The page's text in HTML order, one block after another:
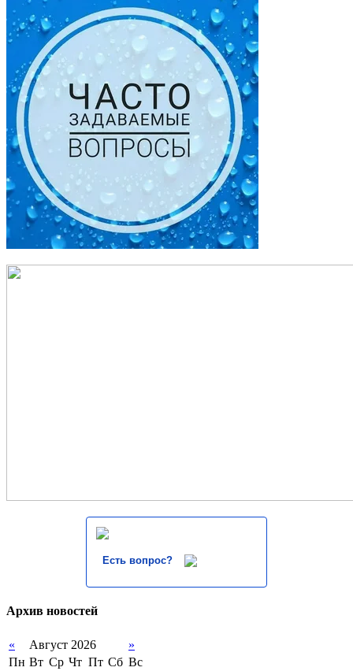
Есть вопрос?
Архив новостей
« Август 2026
»
Пн Вт Ср Чт Пт Сб Вс